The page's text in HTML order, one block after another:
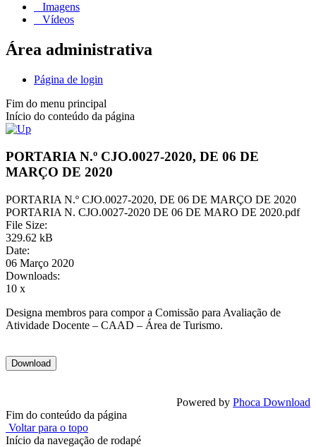
Imagens
Vídeos
Área administrativa
Página de login
Fim do menu principal
Início do conteúdo da página
PORTARIA N.º CJO.0027-2020, DE 06 DE
MARÇO DE 2020
PORTARIA N.º CJO.0027-2020, DE 06 DE MARÇO DE 2020
PORTARIA N. CJO.0027-2020 DE 06 DE MARO DE 2020.pdf
File Size:
329.62 kB
Date:
06 Março 2020
Downloads:
10 x
Designa membros para compor a Comissão para Avaliação de
Atividade Docente – CAAD – Área de Turismo.
Powered by Phoca Download
Fim do conteúdo da página
Voltar para o topo
Início da navegação de rodapé